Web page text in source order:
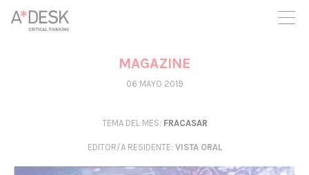
crees también en A*DESK seguimos necesitándote para poder
seguir adelante. Ahora puedes participar del proyecto y
apoyarlo.
MAGAZINE
06 MAYO 2019
TEMA DEL MES: FRACASAR
EDITOR/A RESIDENTE: VISTA ORAL